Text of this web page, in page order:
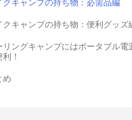
クキャンプの持ち物：必需品編
クキャンプの持ち物：便利グッズ
リングキャンプにはポータブル電
！
め